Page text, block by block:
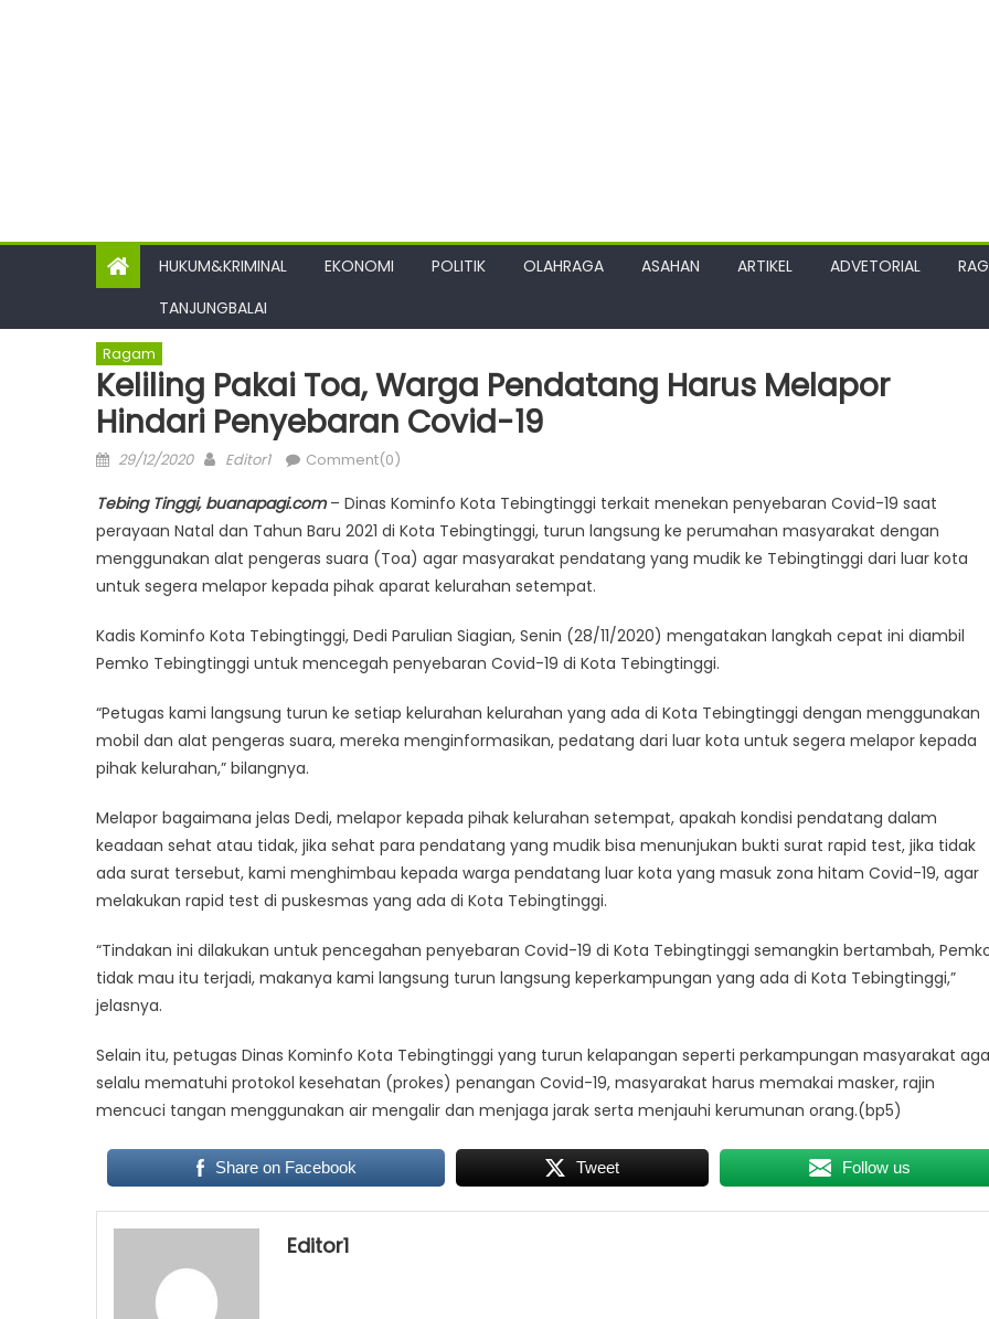
HUKUM&KRIMINAL EKONOMI POLITIK OLAHRAGA ASAHAN ARTIKEL ADVETORIAL
TANJUNGBALAI
Ragam
Keliling Pakai Toa, Warga Pendatang Harus Melapor
Hindari Penyebaran Covid-19
Posted
29/12/2020 Author
Editor1 Comment(0)
Tebing Tinggi, buanapagi.com– Dinas Kominfo Kota Tebingtinggi terkait menekan penyebaran Covid-19 saat
perayaan Natal dan Tahun Baru 2021 di Kota Tebingtinggi, turun langsung ke perumahan masyarakat dengan
menggunakan alat pengeras suara (Toa) agar masyarakat pendatang yang mudik ke Tebingtinggi dari luar kota
untuk segera melapor kepada pihak aparat kelurahan setempat.
Kadis Kominfo Kota Tebingtinggi, Dedi Parulian Siagian, Senin (28/11/2020) mengatakan langkah cepat ini diambil
Pemko Tebingtinggi untuk mencegah penyebaran Covid-19 di Kota Tebingtinggi.
“Petugas kami langsung turun ke setiap kelurahan kelurahan yang ada di Kota Tebingtinggi dengan menggunakan
mobil dan alat pengeras suara, mereka menginformasikan, pedatang dari luar kota untuk segera melapor kepada
pihak kelurahan,” bilangnya.
Melapor bagaimana jelas Dedi, melapor kepada pihak kelurahan setempat, apakah kondisi pendatang dalam
keadaan sehat atau tidak, jika sehat para pendatang yang mudik bisa menunjukan bukti surat rapid test, jika tidak
ada surat tersebut, kami menghimbau kepada warga pendatang luar kota yang masuk zona hitam Covid-19, agar
melakukan rapid test di puskesmas yang ada di Kota Tebingtinggi.
“Tindakan ini dilakukan untuk pencegahan penyebaran Covid-19 di Kota Tebingtinggi semangkin bertambah,
tidak mau itu terjadi, makanya kami langsung turun langsung keperkampungan yang ada di Kota Tebingtinggi,”
jelasnya.
Selain itu, petugas Dinas Kominfo Kota Tebingtinggi yang turun kelapangan seperti perkampungan masyarakat
selalu mematuhi protokol kesehatan (prokes) penangan Covid-19, masyarakat harus memakai masker, rajin
mencuci tangan menggunakan air mengalir dan menjaga jarak serta menjauhi kerumunan orang.(bp5)
Share on Facebook Tweet Follow us
Editor1